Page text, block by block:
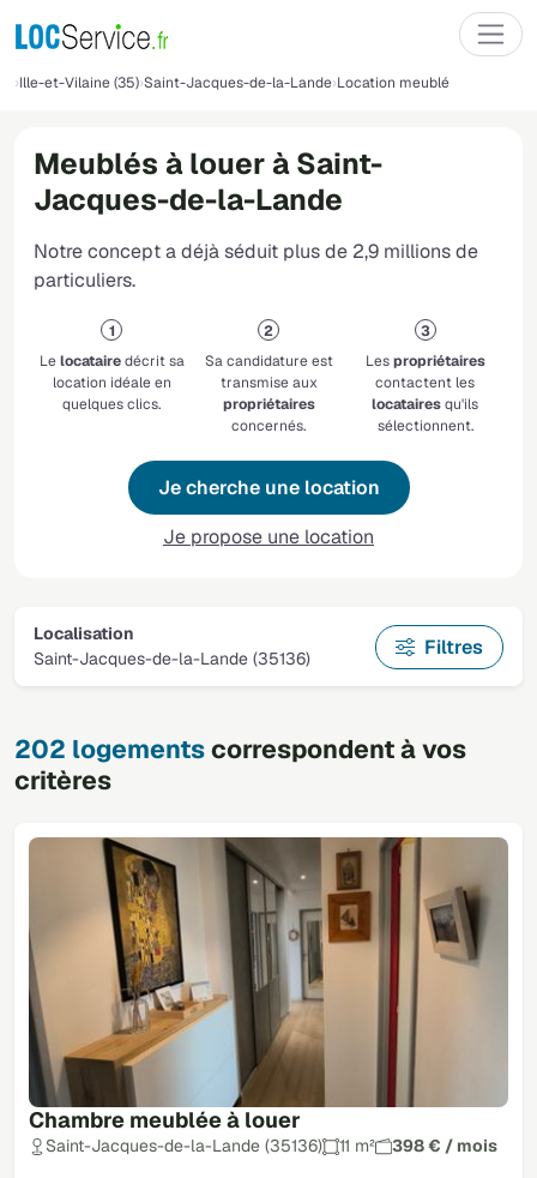
Ille-et-Vilaine (35) Saint-Jacques-de-la-Lande Location meublé
Meublés à louer à Saint-
Jacques-de-la-Lande
Notre concept a déjà séduit plus de 2,9 millions de
particuliers.
Lelocatairedécrit sa
location idéale en
quelques clics.
Sa candidature est
transmise aux
propriétaires
concernés.
Lespropriétaires
contactent les
locatairesqu'ils
sélectionnent.
Je cherche une location
Je propose une location
Localisation
Saint-Jacques-de-la-Lande (35136)
Filtres
202 logementscorrespondent à vos
critères
Chambre meublée à louer
Saint-Jacques-de-la-Lande (35136) 11 m² 398 € / mois